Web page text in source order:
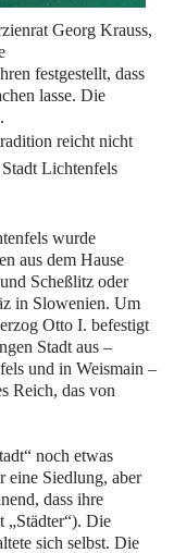
Georg Krauss,
festgestellt, dass
lasse. Die
reicht nicht
Lichtenfels
wurde
aus dem Hause
Scheßlitz oder
in Slowenien. Um
Otto I. befestigt
Stadt aus –
und in Weismain –
Reich, das von
noch etwas
eine Siedlung, aber
dass ihre
„Städter“). Die
sich selbst. Die